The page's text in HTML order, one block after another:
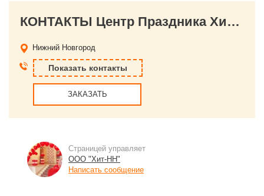
КОНТАКТЫ Центр Праздника Хит-НН
Нижний Новгород
Показать контакты
ЗАКАЗАТЬ
Страницей управляет
ООО "Хит-НН"
Написать сообщение